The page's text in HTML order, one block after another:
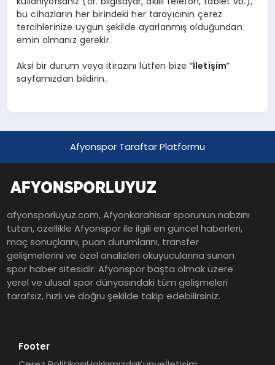
bu cihazların her birindeki her tarayıcının çerez
tercihlerinize uygun şekilde ayarlanmış olduğundan
emin olmanız gerekir.
Aksi bir durum veya itirazını lütfen bize “İletişim”
sayfamızdan bildirin..
Afyonspor Taraftar Platformu
afyonsporluyuz.com, Afyonkarahisar sporunun nabzını
tutan, özellikle Afyonspor ile ilgili en güncel haberleri,
maç sonuçlarını, puan durumlarını, transfer
gelişmelerini ve özel analizleri okuyucularına sunan
spor haber sitesidir. Afyonspor başta olmak üzere
yerel ve ulusal spor dünyasındaki tüm gelişmeleri
tarafsız, hızlı ve doğru şekilde takip edebilirsiniz.
Footer